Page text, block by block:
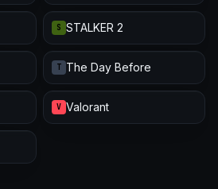
S STALKER 2
T The Day Before
V Valorant